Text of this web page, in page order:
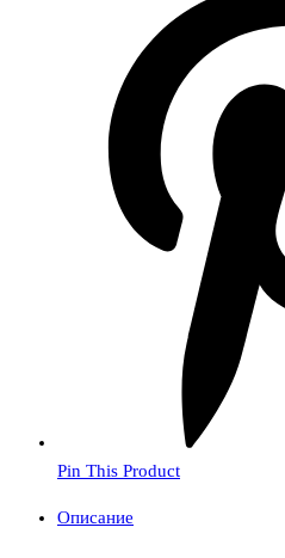
Pin This Product
Описание